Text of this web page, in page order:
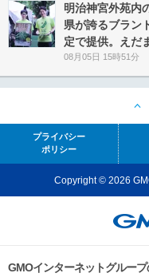
明治神宮外苑内
県が誇るブラン
定で提供。えだ
08月05日 15時51分
プライバシー
ポリシー
Copyright © 2026
GMOインターネットグルー